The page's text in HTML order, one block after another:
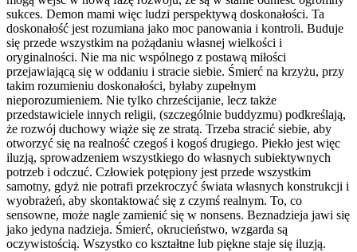
sukces. Demon mami więc ludzi perspektywą doskonałości. Ta
doskonałość jest rozumiana jako moc panowania i kontroli. Buduje
się przede wszystkim na pożądaniu własnej wielkości i
oryginalności. Nie ma nic wspólnego z postawą miłości
przejawiającą się w oddaniu i stracie siebie. Śmierć na krzyżu, przy
takim rozumieniu doskonałości, byłaby zupełnym
nieporozumieniem. Nie tylko chrześcijanie, lecz także
przedstawiciele innych religii, (szczególnie buddyzmu) podkreślają,
że rozwój duchowy wiąże się ze stratą. Trzeba stracić siebie, aby
otworzyć się na realność czegoś i kogoś drugiego. Piekło jest więc
iluzją, sprowadzeniem wszystkiego do własnych subiektywnych
potrzeb i odczuć. Człowiek potępiony jest przede wszystkim
samotny, gdyż nie potrafi przekroczyć świata własnych konstrukcji i
wyobrażeń, aby skontaktować się z czymś realnym. To, co
sensowne, może nagle zamienić się w nonsens. Beznadzieja jawi się
jako jedyna nadzieja. Śmierć, okrucieństwo, wzgarda są
oczywistością. Wszystko co kształtne lub piękne staje się iluzją.